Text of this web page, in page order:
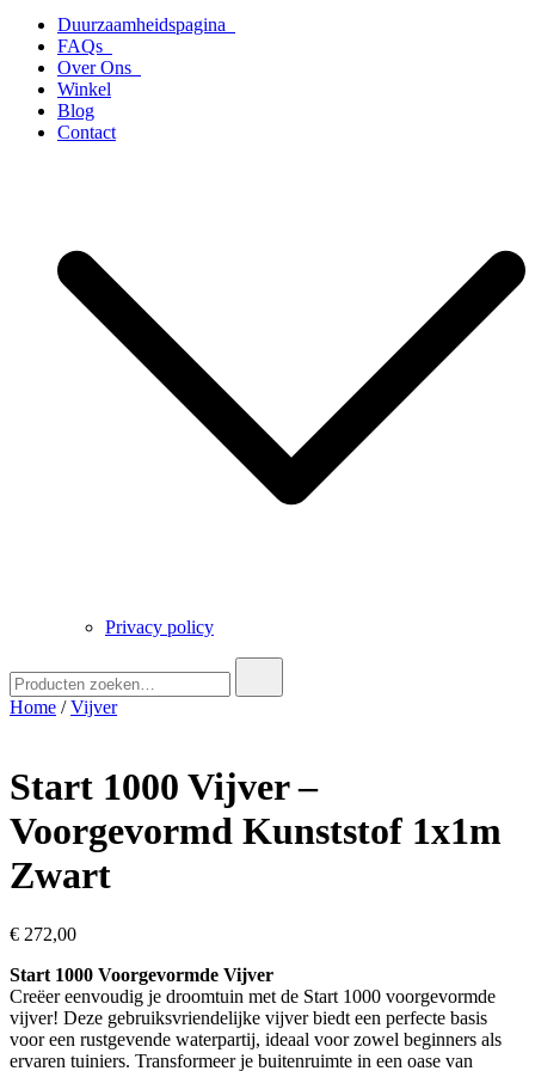
Duurzaamheidspagina
FAQs
Over Ons
Winkel
Blog
Contact
Privacy policy
naar:
Home /Vijver
Start 1000 Vijver –
Voorgevormd Kunststof 1x1m
Zwart
€ 272,00
Start 1000 Voorgevormde Vijver
Creëer eenvoudig je droomtuin met de Start 1000 voorgevormde
vijver! Deze gebruiksvriendelijke vijver biedt een perfecte basis
voor een rustgevende waterpartij, ideaal voor zowel beginners als
ervaren tuiniers. Transformeer je buitenruimte in een oase van